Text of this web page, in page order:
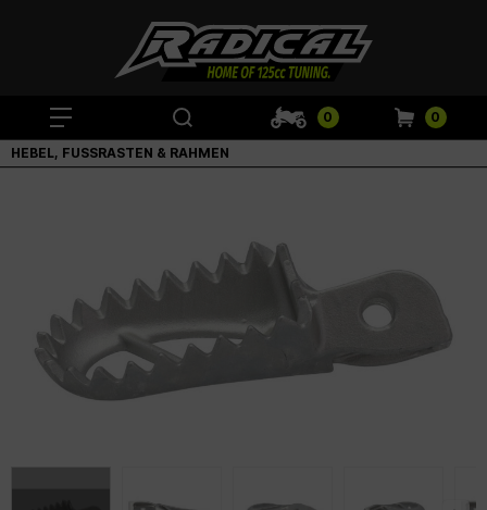
0 0
HEBEL, FUSSRASTEN & RAHMEN